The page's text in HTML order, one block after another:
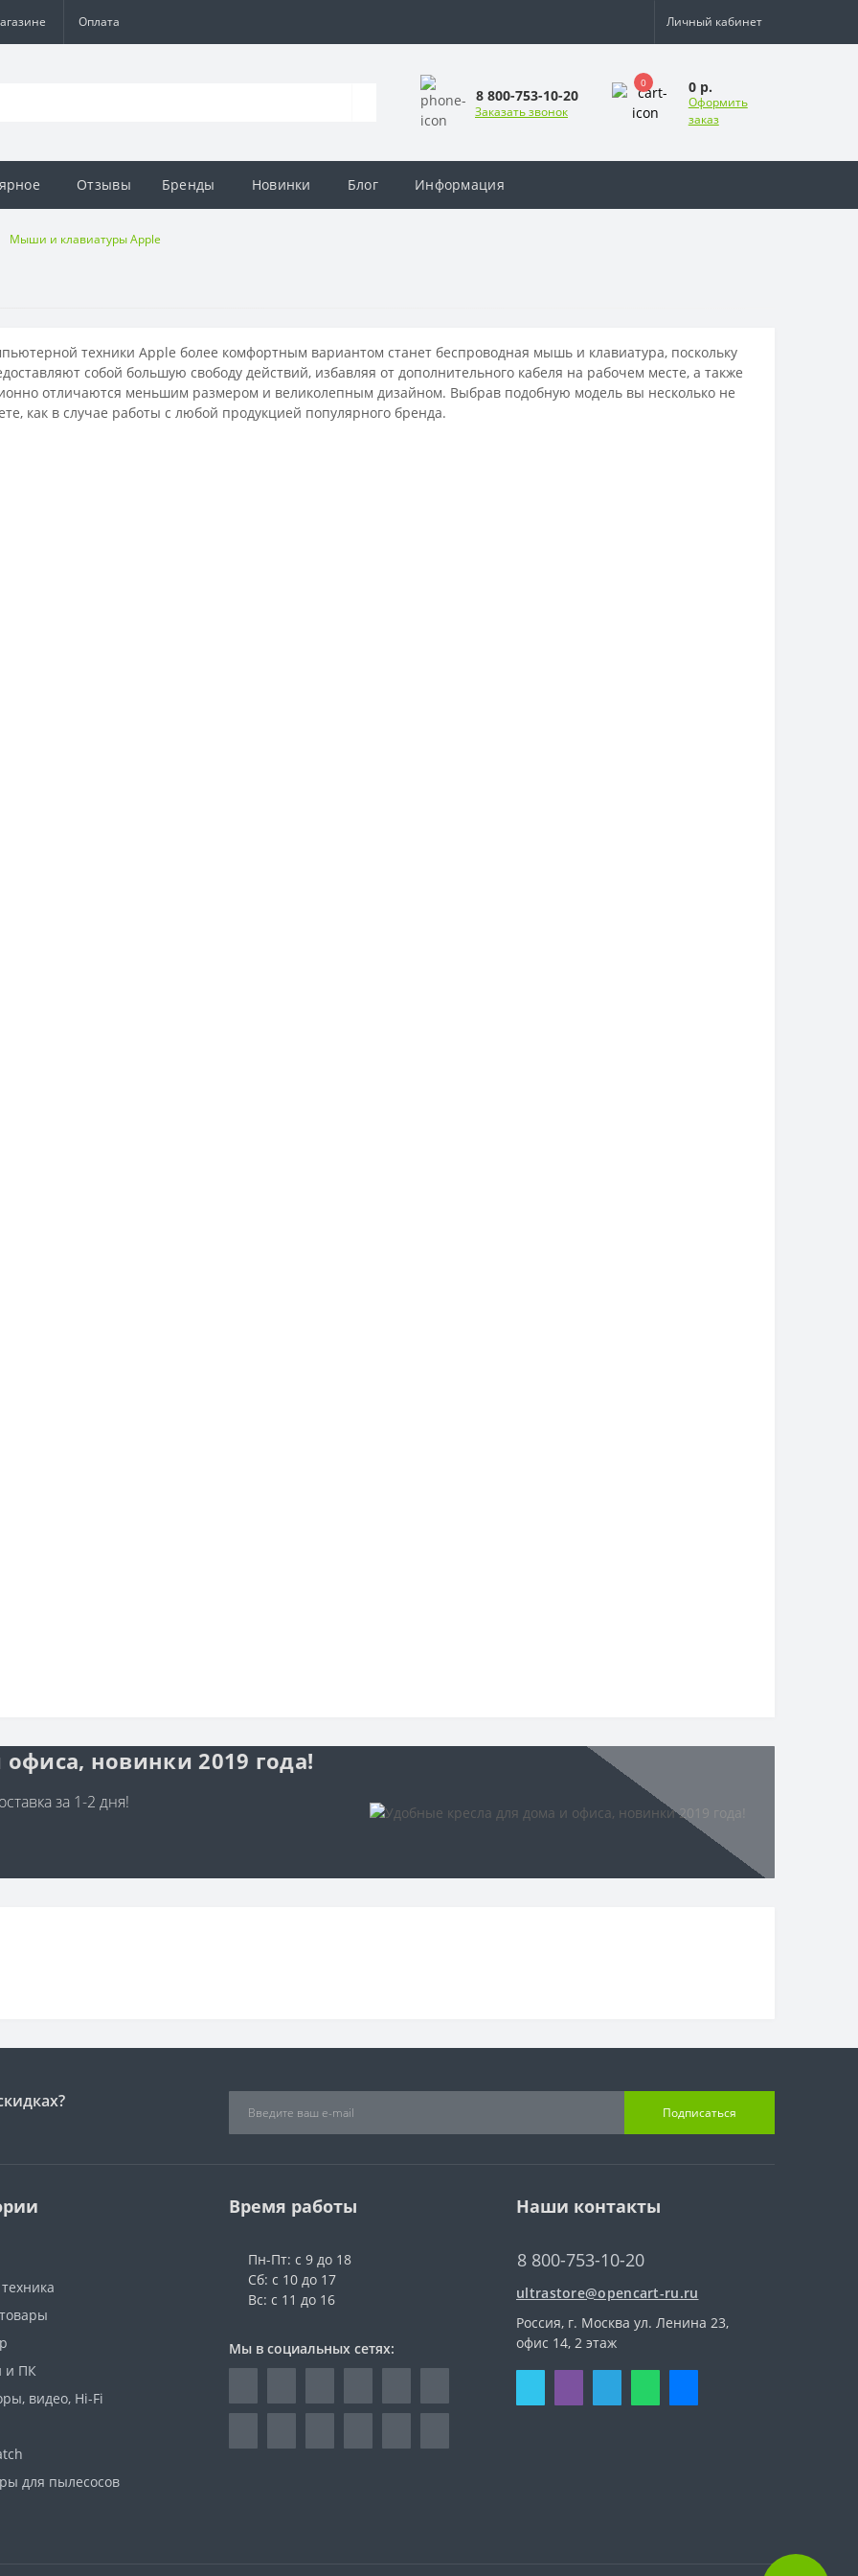
Оплата Личный кабинет
8 800-753-10-20
Заказать звонок
0 0 р.
Оформить
заказ
Отзывы Бренды Новинки Блог Информация
Мыши и клавиатуры Apple
техники Apple более комфортным вариантом станет беспроводная мышь и клавиатура, поскольку
собой большую свободу действий, избавляя от дополнительного кабеля на рабочем месте, а также
отличаются меньшим размером и великолепным дизайном. Выбрав подобную модель вы несколько не
как в случае работы с любой продукцией популярного бренда.
новинки 2019 года!
за 1-2 дня!
Подписаться
и ПК
видео, Hi-Fi
для пылесосов
Время работы
Пн-Пт: с 9 до 18
Сб: с 10 до 17
Вс: с 11 до 16
Мы в социальных сетях:
Наши контакты
8 800-753-10-20
ultrastore@opencart-ru.ru
Россия, г. Москва ул. Ленина 23,
офис 14, 2 этаж